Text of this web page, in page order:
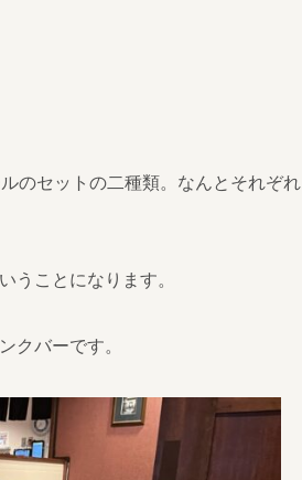
のセットの二種類。なんとそれぞれ
うことになります。
クバーです。